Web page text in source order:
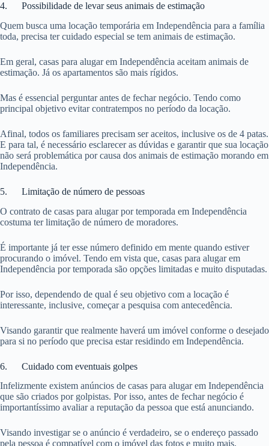
4. Possibilidade de levar seus animais de estimação
Quem busca uma locação temporária em Independência para a família
toda, precisa ter cuidado especial se tem animais de estimação.
Em geral, casas para alugar em Independência aceitam animais de
estimação. Já os apartamentos são mais rígidos.
Mas é essencial perguntar antes de fechar negócio. Tendo como
principal objetivo evitar contratempos no período da locação.
Afinal, todos os familiares precisam ser aceitos, inclusive os de 4 patas.
E para tal, é necessário esclarecer as dúvidas e garantir que sua locação
não será problemática por causa dos animais de estimação morando em
Independência.
5. Limitação de número de pessoas
O contrato de casas para alugar por temporada em Independência
costuma ter limitação de número de moradores.
É importante já ter esse número definido em mente quando estiver
procurando o imóvel. Tendo em vista que, casas para alugar em
Independência por temporada são opções limitadas e muito disputadas.
Por isso, dependendo de qual é seu objetivo com a locação é
interessante, inclusive, começar a pesquisa com antecedência.
Visando garantir que realmente haverá um imóvel conforme o desejado
para si no período que precisa estar residindo em Independência.
6. Cuidado com eventuais golpes
Infelizmente existem anúncios de casas para alugar em Independência
que são criados por golpistas. Por isso, antes de fechar negócio é
importantíssimo avaliar a reputação da pessoa que está anunciando.
Visando investigar se o anúncio é verdadeiro, se o endereço passado
pela pessoa é compatível com o imóvel das fotos e muito mais.